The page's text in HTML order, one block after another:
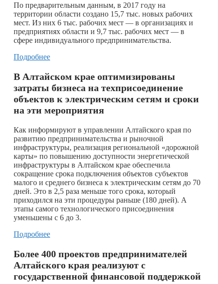
По предварительным данным, в 2017 году на
территории области создано 15,7 тыс. новых рабочих
мест. Из них 6 тыс. рабочих мест — в организациях и
предприятиях области и 9,7 тыс. рабочих мест — в
сфере индивидуального предпринимательства.
Подробнее
В Алтайском крае оптимизированы
затраты бизнеса на техприсоединение
объектов к электрическим сетям и сроки
на эти мероприятия
Как информируют в управлении Алтайского края по
развитию предпринимательства и рыночной
инфраструктуры, реализация региональной «дорожной
карты» по повышению доступности энергетической
инфраструктуры в Алтайском крае обеспечила
сокращение срока подключения объектов субъектов
малого и среднего бизнеса к электрическим сетям до 70
дней. Это в 2,5 раза меньше того срока, который
приходился на эти процедуры раньше (180 дней). А
этапы самого технологического присоединения
уменьшены с 6 до 3.
Подробнее
Более 400 проектов предпринимателей
Алтайского края реализуют с
государственной финансовой поддержкой